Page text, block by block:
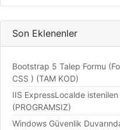
Son Eklenenler
Bootstrap 5 Talep Formu
CSS ) (TAM KOD)
IIS ExpressLocalde
(PROGRAMSIZ)
Windows Güvenlik